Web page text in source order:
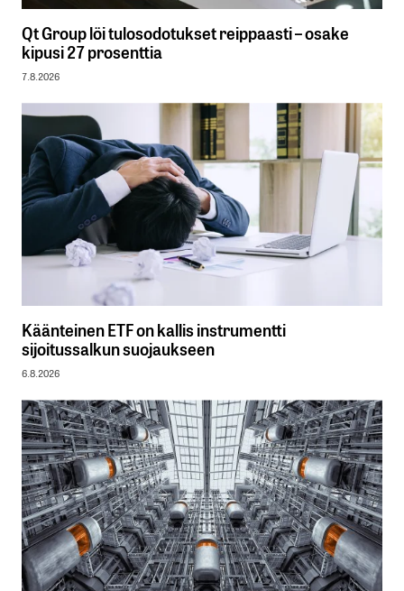
Qt Group löi tulosodotukset reippaasti – osake
kipusi 27 prosenttia
7.8.2026
Käänteinen ETF on kallis instrumentti
sijoitussalkun suojaukseen
6.8.2026